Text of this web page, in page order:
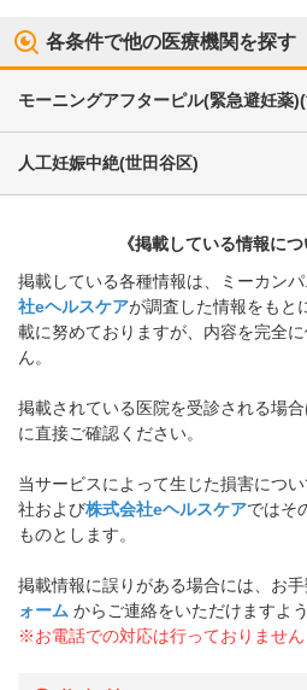
各条件で他の医療機関を探す
モーニングアフターピル(緊急避妊薬)(
人工妊娠中絶(世田谷区)
《掲載している情報に
掲載している各種情報は、ミーカン
社eヘルスケアが調査した情報をもと
載に努めておりますが、内容を完全
ん。
掲載されている医院を受診される場
に直接ご確認ください。
当サービスによって生じた損害につ
社および株式会社eヘルスケアではそ
ものとします。
掲載情報に誤りがある場合には、お手
ォーム からご連絡をいただけますよ
※お電話での対応は行っておりません